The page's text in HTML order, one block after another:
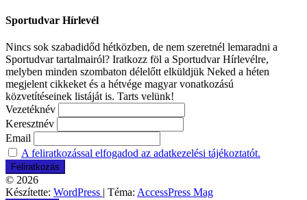
Sportudvar Hírlevél
Nincs sok szabadidőd hétközben, de nem szeretnél lemaradni a
Sportudvar tartalmairól? Iratkozz föl a Sportudvar Hírlevélre,
melyben minden szombaton délelőtt elküldjük Neked a héten
megjelent cikkeket és a hétvége magyar vonatkozású
közvetítéseinek listáját is. Tarts velünk!
Vezetéknév
Keresztnév
Email
A feliratkozással elfogadod az adatkezelési tájékoztatót.
© 2026
Készítette: WordPress | Téma: AccessPress Mag